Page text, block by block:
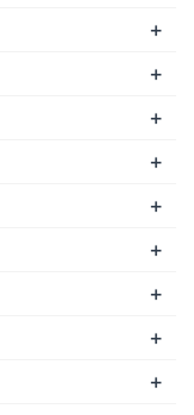
+
+
+
+
+
+
+
+
+